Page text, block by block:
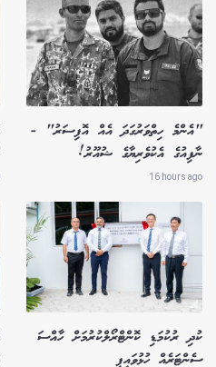
"އެންމެ ހިތްވަރުގަދަ އެއް އޮފިސަރު" -
ނާފިއުގެ އެކުވެރިޔާގެ ޝުއޫރު!
16 hours ago
ކުދި ރުކުމަޑި ކޮންޓްރޯލްކުރުމަށް ހާއްސަ
ސެންޓަރެއް ހުޅުވައިފި